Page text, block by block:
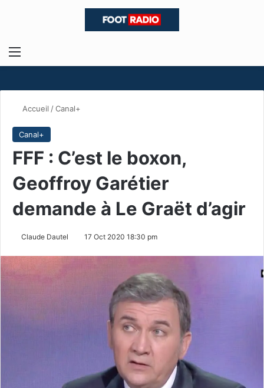
Menu
Accueil /Canal+
Canal+
FFF : C’est le boxon,
Geoffroy Garétier
demande à Le Graët d’agir
Claude Dautel 17 Oct 2020 18:30 pm